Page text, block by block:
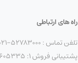
راه های ارتباطی
تلفن تماس : 52783000-021
پشتیبانی فروش 1: 09352605335